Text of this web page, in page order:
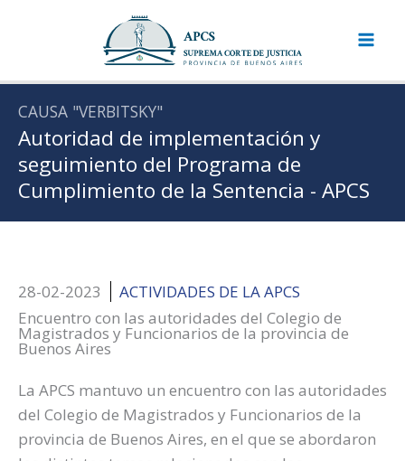
CAUSA "VERBITSKY"
Autoridad de implementación y
seguimiento del Programa de
Cumplimiento de la Sentencia - APCS
28-02-2023
ACTIVIDADES DE LA APCS
Encuentro con las autoridades del Colegio de
Magistrados y Funcionarios de la provincia de
Buenos Aires
La APCS mantuvo un encuentro con las autoridades
del Colegio de Magistrados y Funcionarios de la
provincia de Buenos Aires, en el que se abordaron